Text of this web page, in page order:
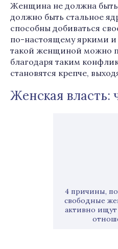
Женщина не должна быть
должно быть стальное
способны добиваться
по-настоящему яркими
такой женщиной можно
благодаря таким
становятся крепче,
Женская власть:
4 причины,
свободные
активно